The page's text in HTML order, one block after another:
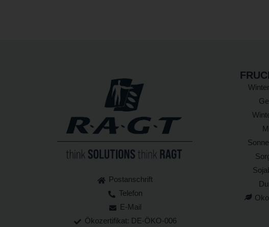
Postanschrift
Telefon
E-Mail
Ökozertifikat: DE-ÖKO-006